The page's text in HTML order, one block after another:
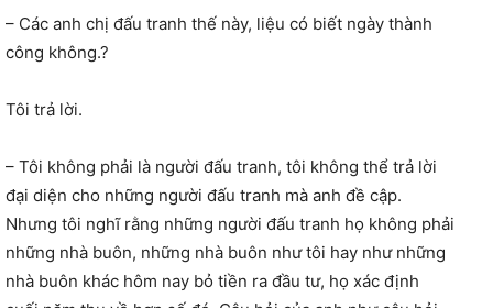
– Các anh chị đấu tranh thế này, liệu có biết ngày thành
công không.?
Tôi trả lời.
– Tôi không phải là người đấu tranh, tôi không thể trả lời
đại diện cho những người đấu tranh mà anh đề cập.
Nhưng tôi nghĩ rằng những người đấu tranh họ không phải
những nhà buôn, những nhà buôn như tôi hay như những
nhà buôn khác hôm nay bỏ tiền ra đầu tư, họ xác định